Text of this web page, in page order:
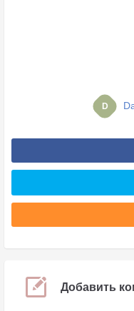
D
Добавить